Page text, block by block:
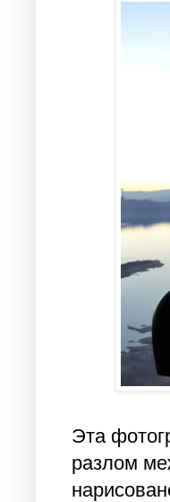
Эта
разлом